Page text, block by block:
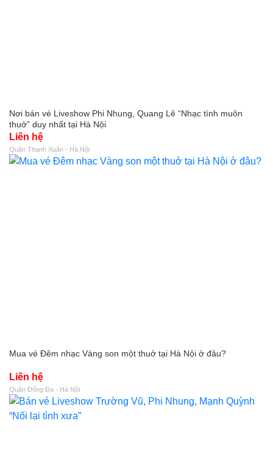
Nơi bán vé Liveshow Phi Nhung, Quang Lê “Nhạc tình muôn
thuở” duy nhất tại Hà Nội
Liên hệ
Quận Thanh Xuân - Hà Nội
Mua vé Đêm nhạc Vàng son một thuở tại Hà Nội ở đâu?
Liên hệ
Quận Đống Đa - Hà Nội